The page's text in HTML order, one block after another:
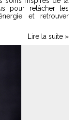
pour relâcher les
et retrouver
Lire la suite »